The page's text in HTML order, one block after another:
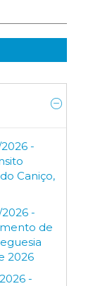
-
Caniço,
2026 -
de
2026
-